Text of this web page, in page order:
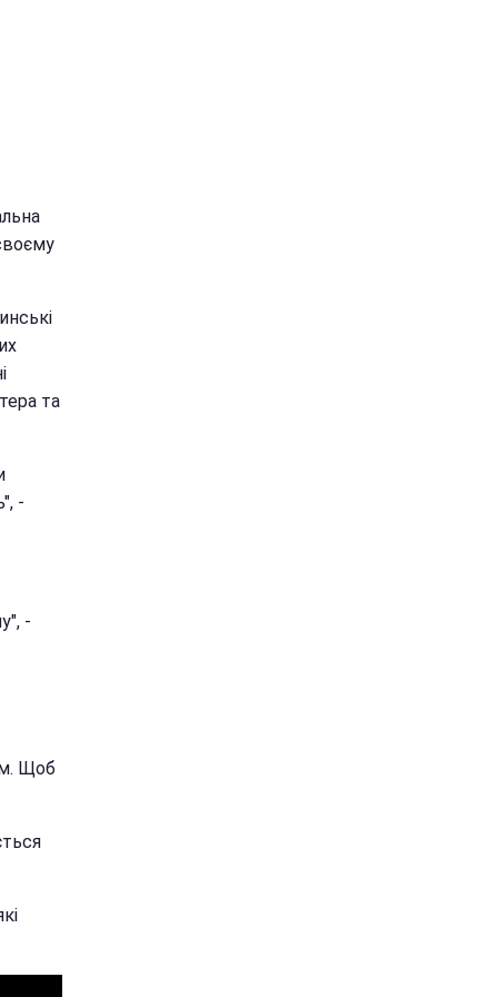
та
-
-
Щоб